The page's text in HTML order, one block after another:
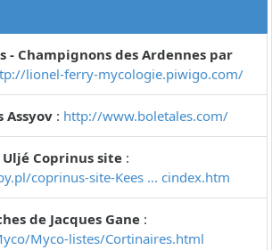
- Champignons des Ardennes par
lionel-ferry-mycologie.piwigo.com/
Assyov : http://www.boletales.com/
Uljé Coprinus site :
coprinus-site-Kees ... cindex.htm
de Jacques Gane :
Myco-listes/Cortinaires.html